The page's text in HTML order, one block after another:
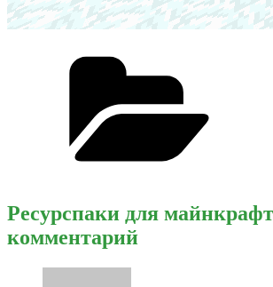
Ресурспаки для
комментарий